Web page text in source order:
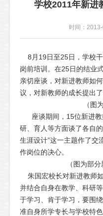
学校2011年新进
时间：
8月19日至25日，学校
岗前培训。在25日的结业
亲切座谈，对新进教师如
议，对新教师的成长提出
（图为朱国宏校
座谈期间，15位新进教
研、育人等方面谈了各自
生涯设计”这一主题作了交
作岗位的决心。
（图为部
朱国宏校长对新进教师
并结合自身在教学、科研
于学习、肯于学习，要围
准自身所学专长与学校特